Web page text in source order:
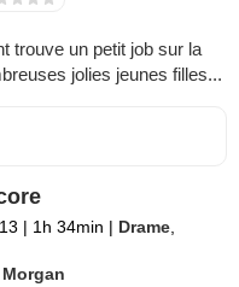
trouve un petit job sur la
jolies jeunes filles...
| 1h 34min | Drame